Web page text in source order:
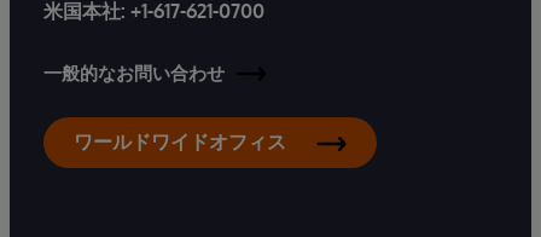
米国本社: +1-617-621-0700
一般的なお問い合わせ
ワールドワイドオフィス